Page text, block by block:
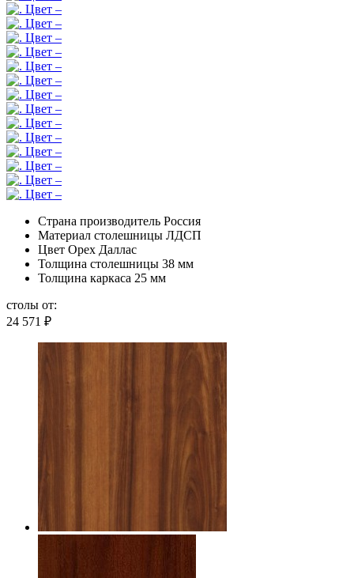
Страна производитель Россия
Материал столешницы ЛДСП
Цвет Орех Даллас
Толщина столешницы 38 мм
Толщина каркаса 25 мм
столы от:
24 571 ₽